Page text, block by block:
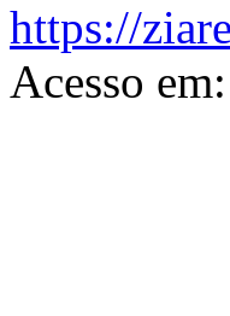
https://
Acesso